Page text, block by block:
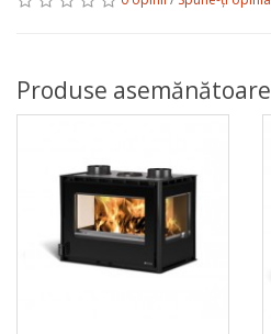
Produse asemănătoare